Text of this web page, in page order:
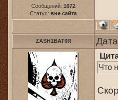
Сообщений: 1672
Статус: вне сайта
ZASH1BAT0R
Что